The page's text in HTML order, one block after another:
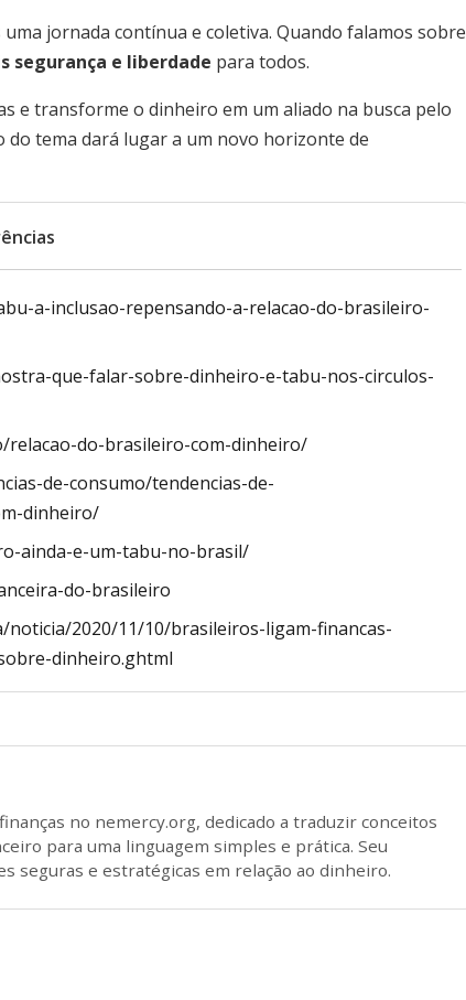
jornada contínua e coletiva. Quando falamos sobre
segurança e liberdade para todos.
e transforme o dinheiro em um aliado na busca pelo
tema dará lugar a um novo horizonte de
a-inclusao-repensando-a-relacao-do-brasileiro-
que-falar-sobre-dinheiro-e-tabu-nos-circulos-
relacao-do-brasileiro-com-dinheiro/
de-consumo/tendencias-de-
dinheiro/
ainda-e-um-tabu-no-brasil/
do-brasileiro
2020/11/10/brasileiros-ligam-financas-
dinheiro.ghtml
no nemercy.org, dedicado a traduzir conceitos
para uma linguagem simples e prática. Seu
seguras e estratégicas em relação ao dinheiro.